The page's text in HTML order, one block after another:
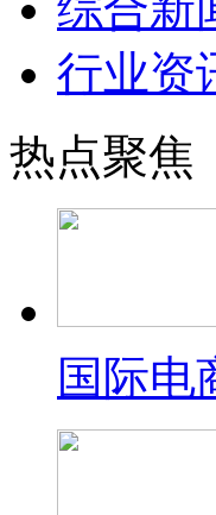
行业资
热点聚焦
国际电